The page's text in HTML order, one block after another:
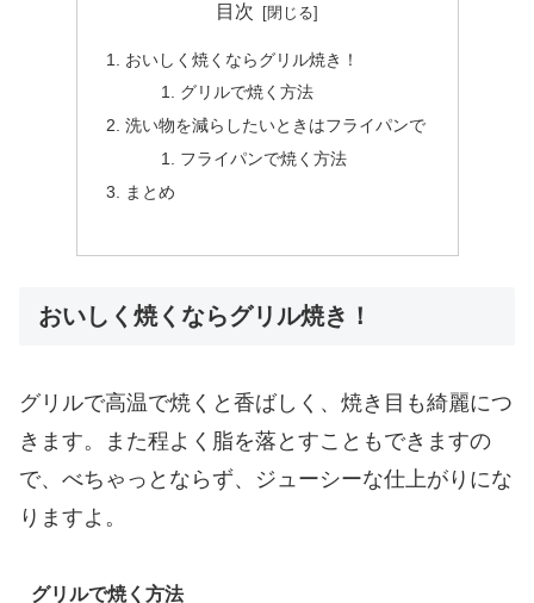
目次
おいしく焼くならグリル焼き！
グリルで焼く方法
洗い物を減らしたいときはフライパンで
フライパンで焼く方法
まとめ
おいしく焼くならグリル焼き！
グリルで高温で焼くと香ばしく、焼き目も綺麗につ
きます。また程よく脂を落とすこともできますの
で、べちゃっとならず、ジューシーな仕上がりにな
りますよ。
グリルで焼く方法